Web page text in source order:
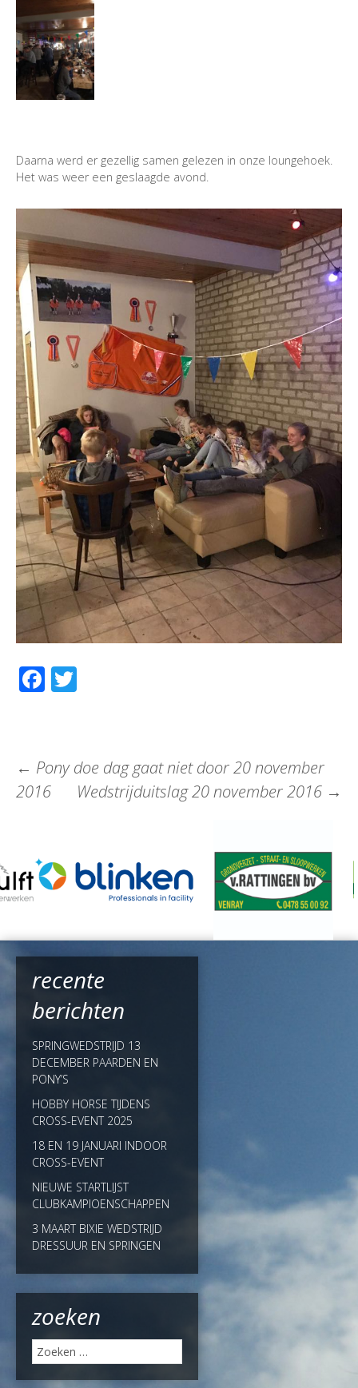
Daarna werd er gezellig samen gelezen in onze loungehoek.
Het was weer een geslaagde avond.
Facebook
← Pony doe dag gaat niet door 20 november
2016
Wedstrijduitslag 20 november 2016 →
recente
berichten
SPRINGWEDSTRIJD 13
DECEMBER PAARDEN EN
PONY’S
HOBBY HORSE TIJDENS
CROSS-EVENT 2025
18 EN 19 JANUARI INDOOR
CROSS-EVENT
NIEUWE STARTLIJST
CLUBKAMPIOENSCHAPPEN
3 MAART BIXIE WEDSTRIJD
DRESSUUR EN SPRINGEN
zoeken
Zoeken